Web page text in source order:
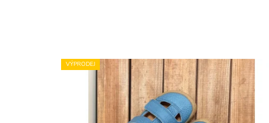
VÝPRODEJ